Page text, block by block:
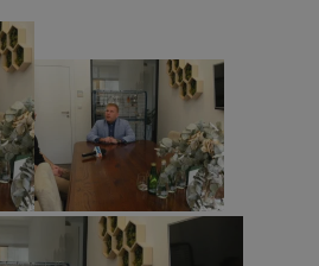
CookieScript
mojetychy.pl
4 tygodnie 2